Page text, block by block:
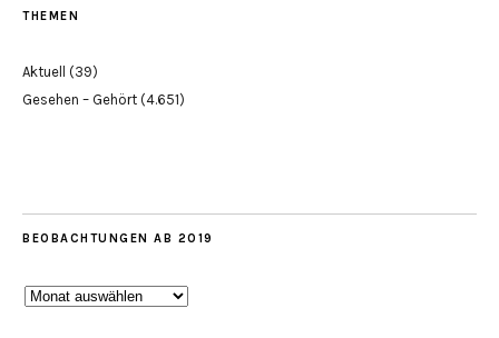
THEMEN
Aktuell (39)
Gesehen – Gehört (4.651)
BEOBACHTUNGEN AB 2019
Beobachtungen